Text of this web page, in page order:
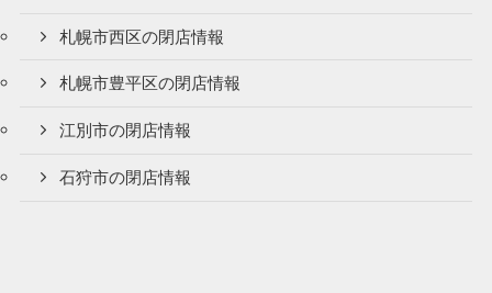
札幌市西区の閉店情報
札幌市豊平区の閉店情報
江別市の閉店情報
石狩市の閉店情報